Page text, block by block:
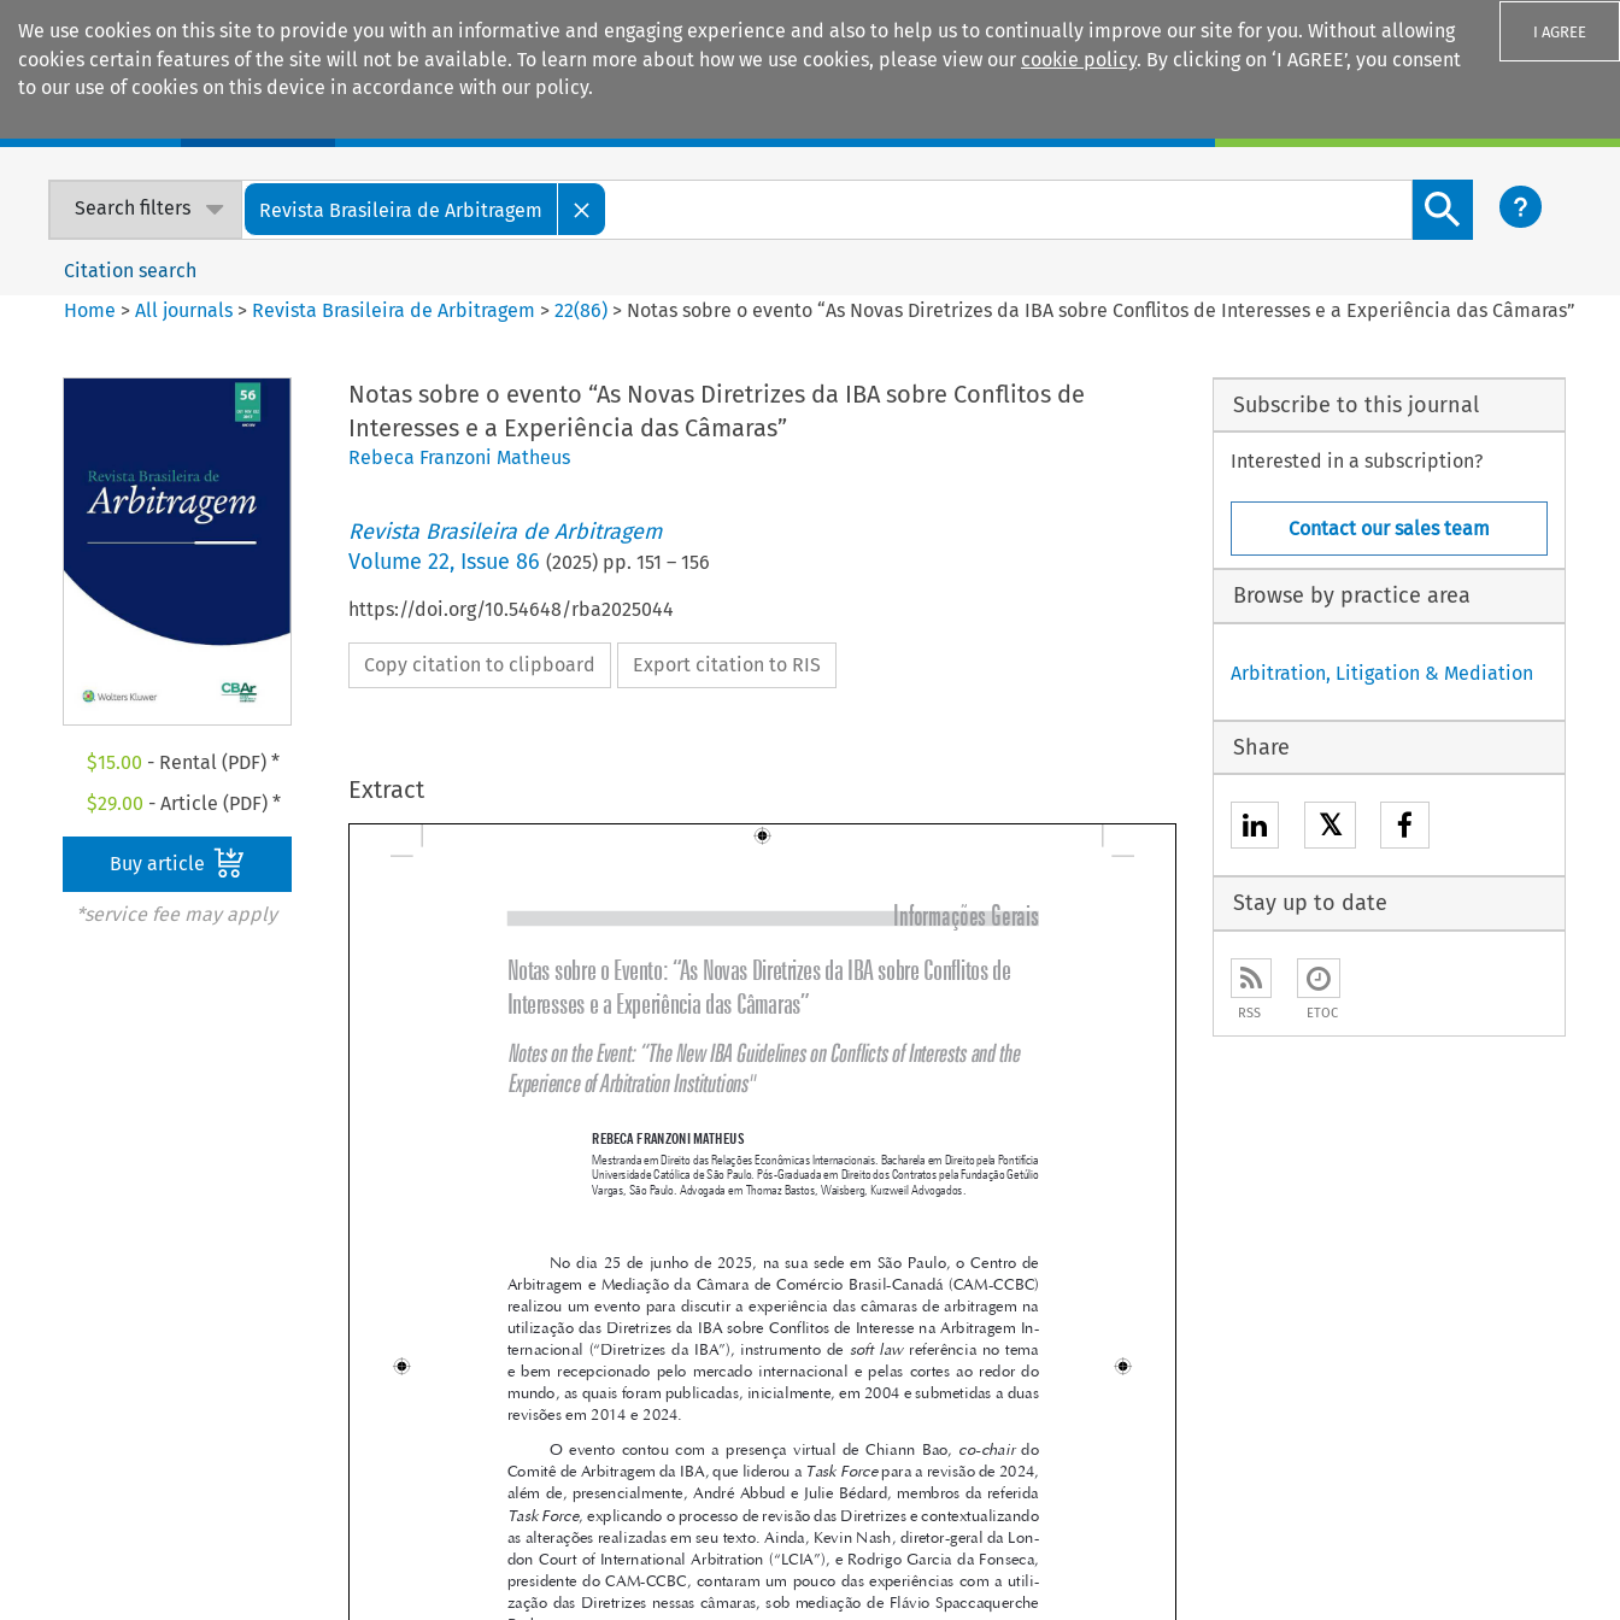
We use cookies on this site to provide you with an informative and engaging experience and also to help us to continually improve our site for you. Without allowing
cookies certain features of the site will not be available. To learn more about how we use cookies, please view our cookie policy. By clicking on ‘I AGREE’, you consent
to our use of cookies on this device in accordance with our policy.
I AGREE
Search filters Revista Brasileira de Arbitragem
Search content button
Citation search
Home >All journals > Revista Brasileira de Arbitragem >22(86) > Notas sobre o evento “As Novas Diretrizes da IBA sobre Conflitos de Interesses e a Experiência das Câmaras”
$15.00 - Rental (PDF) *
$29.00 - Article (PDF) *
Buy article
*service fee may apply
Notas sobre o evento “As Novas Diretrizes da IBA sobre Conflitos de
Interesses e a Experiência das Câmaras”
Rebeca Franzoni Matheus
Revista Brasileira de Arbitragem
Volume 22, Issue 86 (2025) pp. 151 – 156
https://doi.org/10.54648/rba2025044
Copy citation to clipboard Export citation to RIS
Extract












 




  
  

 




Notas sobre o Evento: “As Novas Diretrizes da IBA sobre Conflitos de
Interesses e a Experiência das Câmaras”
Experience of Arbitration Institutions"
REBECA FRANZONI MATHEUS
Mestranda em Direito das Relações Econômicas Internacionais. Bacharela em Direito pela Pontifícia
No  dia  25  de  junho  de  2025,  na  sua  sede  em  São  Paulo,  o  Centro  de
Arbitragem e Mediação da Câmara de Comércio Brasil-Canadá (CAM-CCBC)
realizou um evento para discutir a experiência das câmaras de arbitragem na
utilização das Diretrizes da IBA sobre Conflitos de Interesse na Arbitragem In-
ternacional  (“Diretrizes  da  IBA”),  instrumento  de soft  law
  referência  no  tema
e  bem  recepcionado  pelo  mercado  internacional  e  pelas  cortes  ao  redor  do
mundo, as quais foram publicadas, inicialmente, em 2004 e submetidas a duas
revisões em 2014 e 2024.
Comitê de Arbitragem da IBA, que liderou a Task Force para a revisão de 2024,
além de, presencialmente, André Abbud e Julie Bédard, membros da referida
, explicando o processo de revisão das Diretrizes e contextualizando
as alterações realizadas em seu texto. Ainda, Kevin Nash, diretor-geral da Lon-
don Court of International Arbitration (“LCIA”), e Rodrigo Garcia da Fonseca,
presidente do CAM-CCBC, contaram um pouco das experiências com a utili-
zação das Diretrizes nessas câmaras, sob mediação de Flávio Spaccaquerche
Barbosa.
André Abbud iniciou a sua exposição contextualizando o papel das Di-
Subscribe to this journal
Interested in a subscription?
Contact our sales team
Browse by practice area
Arbitration, Litigation & Mediation
Share
𝕏
Stay up to date
RSS ETOC